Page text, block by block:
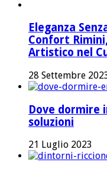
Eleganza
Confort
Artistico nel
28 Settembre
Dove dormire
soluzioni
21 Luglio 2023